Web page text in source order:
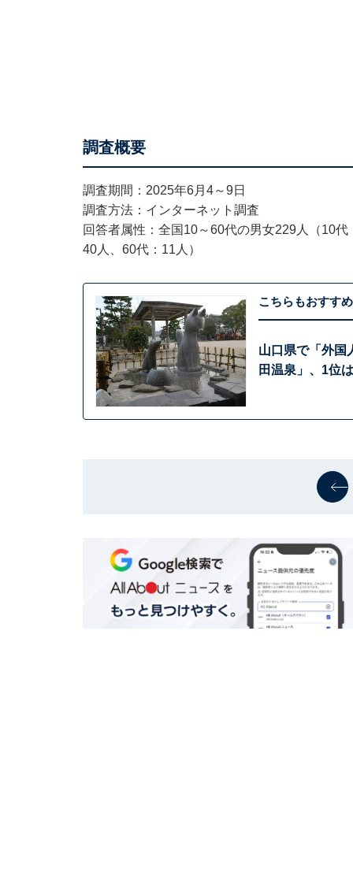
調査概要
調査期間：2025年6月4～9日
調査方法：インターネット調査
回答者属性：全国10～60代の男女229人（10
40人、60代：11人）
こちらもおすすめ
山口県で「外国
田温泉」、1位